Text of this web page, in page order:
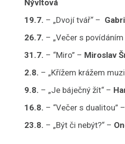
Nývltová
19.7. – „Dvojí tvář“ –
26.7. – „Večer s
31.7. – “Miro” – Miroslav
2.8. – „Křížem krážem
9.8. – „Je báječný žít“ –
16.8. – “Večer s dualitou” –
23.8. – „Být či nebýt?“ –